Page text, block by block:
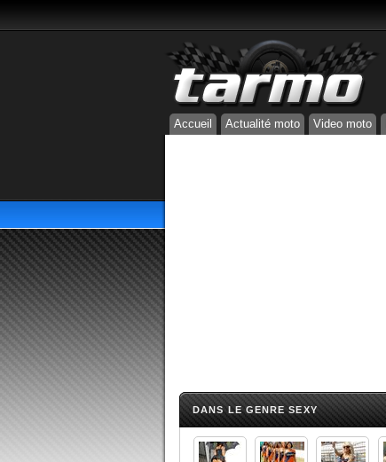
Accueil Actualité moto Video moto
DANS LE GENRE SEXY